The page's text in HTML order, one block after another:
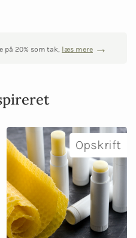
på 20% som tak, læs mere
Opskrift